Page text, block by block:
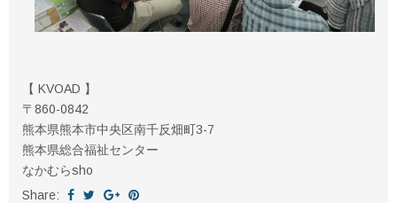
【 KVOAD 】
〒860-0842
熊本県熊本市中央区南千反畑町3-7
熊本県総合福祉センター
なかむらsho
Share: